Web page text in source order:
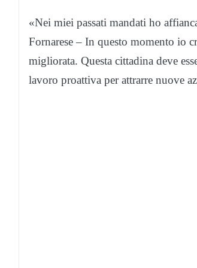
«Nei miei passati mandati ho
Fornarese – In questo momento io
migliorata. Questa cittadina deve
lavoro proattiva per attrarre nuove